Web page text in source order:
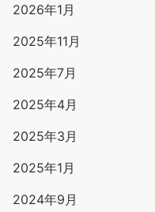
2026年1月
2025年11月
2025年7月
2025年4月
2025年3月
2025年1月
2024年9月